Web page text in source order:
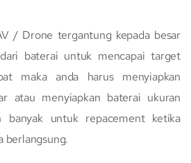
/ Drone tergantung kepada besar
baterai untuk mencapai target
maka anda harus menyiapkan
atau menyiapkan baterai ukuran
banyak untuk repacement ketika
berlangsung.